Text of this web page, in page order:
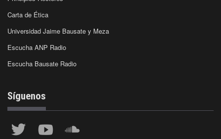
Carta de Ética
Universidad Jaime Bausate y Meza
Escucha ANP Radio
Escucha Bausate Radio
Síguenos